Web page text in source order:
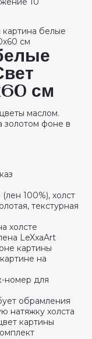
белые
см
см
маслом.
золотом фоне в
100%), холст
текстурная
холсте
LeXxaArt
картины
на
номер для
обрамления
натяжку холста
картины